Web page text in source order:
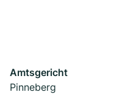
Amtsgericht
Pinneberg